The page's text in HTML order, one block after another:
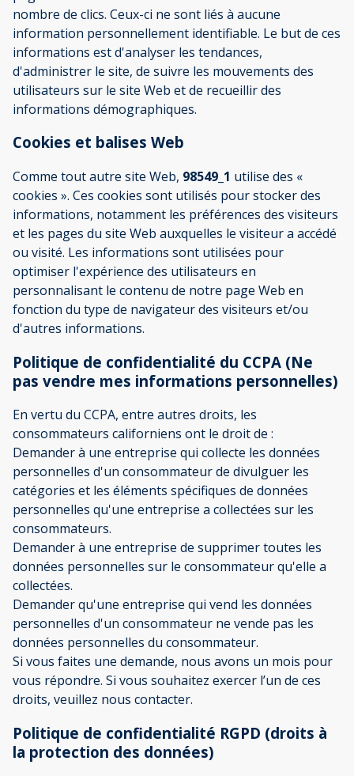
nombre de clics. Ceux-ci ne sont liés à aucune
information personnellement identifiable. Le but de ces
informations est d'analyser les tendances,
d'administrer le site, de suivre les mouvements des
utilisateurs sur le site Web et de recueillir des
informations démographiques.
Cookies et balises Web
Comme tout autre site Web, 98549_1 utilise des «
cookies ». Ces cookies sont utilisés pour stocker des
informations, notamment les préférences des visiteurs
et les pages du site Web auxquelles le visiteur a accédé
ou visité. Les informations sont utilisées pour
optimiser l'expérience des utilisateurs en
personnalisant le contenu de notre page Web en
fonction du type de navigateur des visiteurs et/ou
d'autres informations.
Politique de confidentialité du CCPA (Ne
pas vendre mes informations personnelles)
En vertu du CCPA, entre autres droits, les
consommateurs californiens ont le droit de :
Demander à une entreprise qui collecte les données
personnelles d'un consommateur de divulguer les
catégories et les éléments spécifiques de données
personnelles qu'une entreprise a collectées sur les
consommateurs.
Demander à une entreprise de supprimer toutes les
données personnelles sur le consommateur qu'elle a
collectées.
Demander qu'une entreprise qui vend les données
personnelles d'un consommateur ne vende pas les
données personnelles du consommateur.
Si vous faites une demande, nous avons un mois pour
vous répondre. Si vous souhaitez exercer l’un de ces
droits, veuillez nous contacter.
Politique de confidentialité RGPD (droits à
la protection des données)